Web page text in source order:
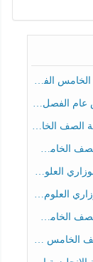
2025-2026
الفصل الثالث
الفصل الثالث
الثالث
الفصل الثالث